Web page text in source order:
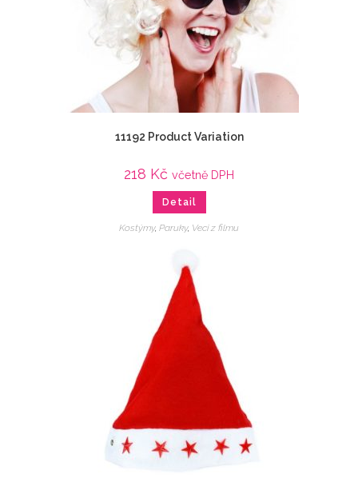
11192 Product Variation
218 Kč včetně DPH
Detail
Kostýmy, Paruky, Veci z filmu